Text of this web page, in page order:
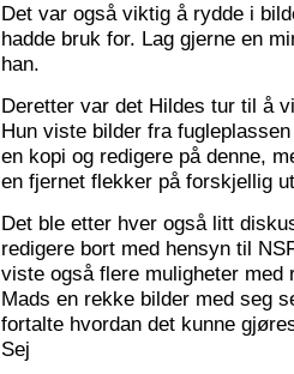
Det var også viktig å rydde i
hadde bruk for. Lag gjerne en
han.
Deretter var det Hildes tur til å
Hun viste bilder fra
en kopi og redigere på denne,
en fjernet flekker på forskjellig
Det ble etter hver også litt
redigere bort med hensyn til
viste også flere muligheter
Mads en rekke bilder med seg
fortalte hvordan det kunne
Sej